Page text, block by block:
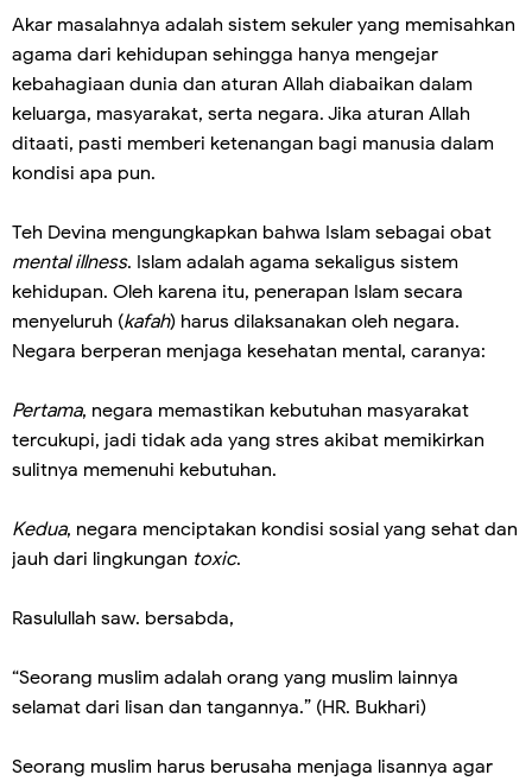
Akar masalahnya adalah sistem sekuler yang memisahkan
agama dari kehidupan sehingga hanya mengejar
kebahagiaan dunia dan aturan Allah diabaikan dalam
keluarga, masyarakat, serta negara. Jika aturan Allah
ditaati, pasti memberi ketenangan bagi manusia dalam
kondisi apa pun.
Teh Devina mengungkapkan bahwa Islam sebagai obat
mental illness. Islam adalah agama sekaligus sistem
kehidupan. Oleh karena itu, penerapan Islam secara
menyeluruh (kafah) harus dilaksanakan oleh negara.
Negara berperan menjaga kesehatan mental, caranya:
Pertama, negara memastikan kebutuhan masyarakat
tercukupi, jadi tidak ada yang stres akibat memikirkan
sulitnya memenuhi kebutuhan.
Kedua, negara menciptakan kondisi sosial yang sehat dan
jauh dari lingkungan toxic.
Rasulullah saw. bersabda,
“Seorang muslim adalah orang yang muslim lainnya
selamat dari lisan dan tangannya.” (HR. Bukhari)
Seorang muslim harus berusaha menjaga lisannya agar